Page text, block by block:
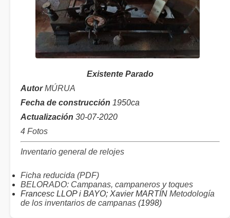
Existente Parado
Autor MÚRUA
Fecha de construcción 1950ca
Actualización 30-07-2020
4 Fotos
Inventario general de relojes
Ficha reducida (PDF)
BELORADO: Campanas, campaneros y toques
Francesc LLOP i BAYO; Xavier MARTÍN Metodología
de los inventarios de campanas (1998)